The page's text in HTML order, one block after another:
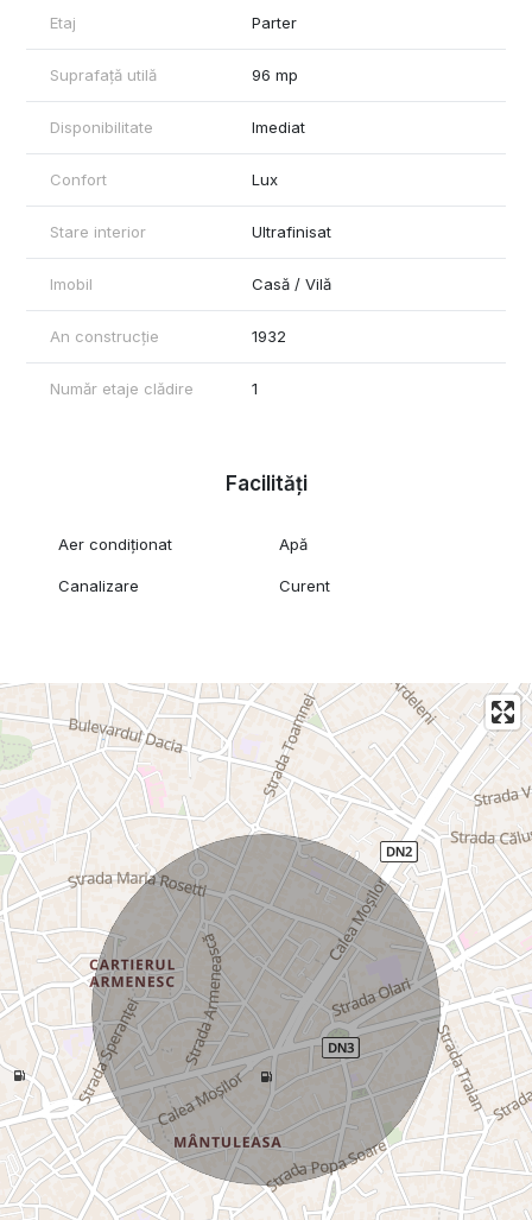
rapid catre toate punctele de interes din centrul Capitalei.
Se vinde cu preluare de contract de inchiriere in derulare,
Chiria actuala este avantajoasa si stabila – ideala pentru
investitie cu randament imediat.
Etaj Parter
Suprafață utilă 96 mp
Disponibilitate Imediat
Confort Lux
Stare interior Ultrafinisat
Imobil Casă / Vilă
An construcție 1932
Număr etaje clădire 1
Facilități
Aer condiționat Apă
Canalizare Curent